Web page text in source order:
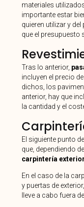
materiales
importante estar
quieren utilizar y
que el presupuesto
Tras lo anterior,
incluyen el precio
dichos, los
anterior, hay que
la cantidad y el
El siguiente punto
que, dependiendo
carpintería
En el caso de la
y puertas de
lleve a cabo fuera